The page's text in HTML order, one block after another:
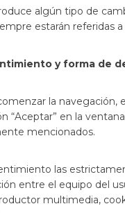
algún tipo de
estarán referidas
y forma de
la
“Aceptar” en la
mencionados.
las
entre el equipo del
multimedia,